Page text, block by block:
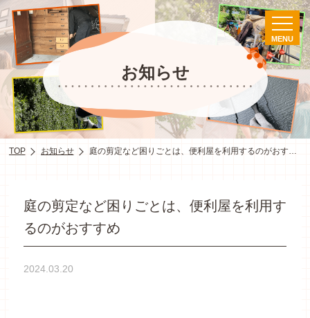
MENU
お知らせ
TOP お知らせ 庭の剪定など困りごとは、便利屋を利用するのがおすすめ
庭の剪定など困りごとは、便利屋を利用す
るのがおすすめ
2024.03.20